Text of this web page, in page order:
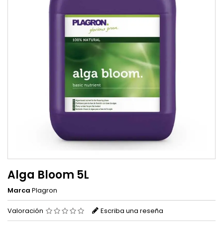
Alga Bloom 5L
Marca Plagron
Valoración Escriba una reseña